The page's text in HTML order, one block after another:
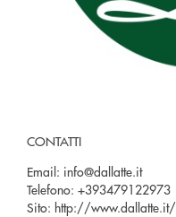
CONTATTI
Email: info@dallatte.it
Telefono: +393479122973
Sito: http://www.dallatte.it/